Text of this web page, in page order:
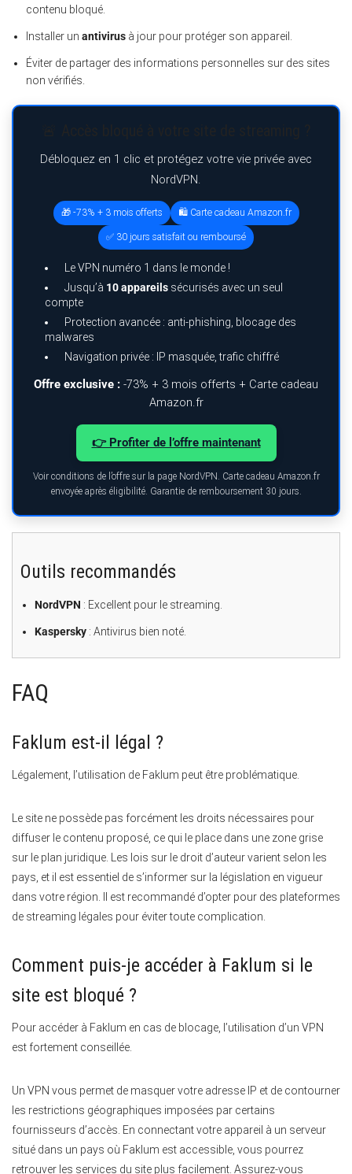
contenu bloqué.
Installer un antivirus à jour pour protéger son appareil.
Éviter de partager des informations personnelles sur des sites
non vérifiés.
Débloquez en 1 clic et protégez votre vie privée avec
NordVPN.
🎁 -73% + 3 mois offerts 🛍️ Carte cadeau Amazon.fr
✅ 30 jours satisfait ou remboursé
Le VPN numéro 1 dans le monde !
Jusqu’à 10 appareils sécurisés avec un seul
compte
Protection avancée : anti-phishing, blocage des
malwares
Navigation privée : IP masquée, trafic chiffré
Offre exclusive : -73% + 3 mois offerts + Carte cadeau
Amazon.fr
👉 Profiter de l’offre maintenant
Voir conditions de l’offre sur la page NordVPN. Carte cadeau Amazon.fr
envoyée après éligibilité. Garantie de remboursement 30 jours.
Outils recommandés
NordVPN : Excellent pour le streaming.
Kaspersky : Antivirus bien noté.
FAQ
Faklum est-il légal ?
Légalement, l’utilisation de Faklum peut être problématique.
Le site ne possède pas forcément les droits nécessaires pour
diffuser le contenu proposé, ce qui le place dans une zone grise
sur le plan juridique. Les lois sur le droit d’auteur varient selon les
pays, et il est essentiel de s’informer sur la législation en vigueur
dans votre région. Il est recommandé d’opter pour des plateformes
de streaming légales pour éviter toute complication.
Comment puis-je accéder à Faklum si le
site est bloqué ?
Pour accéder à Faklum en cas de blocage, l’utilisation d’un VPN
est fortement conseillée.
Un VPN vous permet de masquer votre adresse IP et de contourner
les restrictions géographiques imposées par certains
fournisseurs d’accès. En connectant votre appareil à un serveur
situé dans un pays où Faklum est accessible, vous pourrez
retrouver les services du site plus facilement. Assurez-vous